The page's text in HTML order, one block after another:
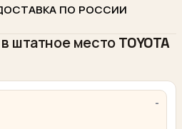
ПО РОССИИ
штатное место TOYOTA